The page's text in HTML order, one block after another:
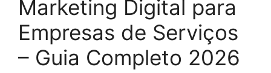
Marketing Digital para
Empresas de Serviços
– Guia Completo 2026